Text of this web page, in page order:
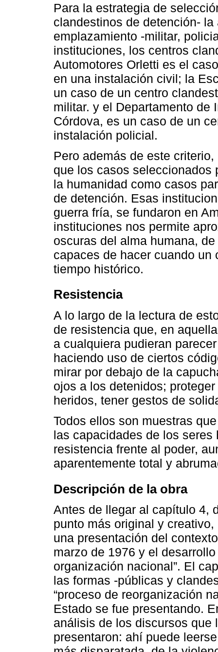
Para la estrategia de
clandestinos de detención-
emplazamiento -militar,
instituciones, los centros
Automotores Orletti es el
en una instalación civil; la
un caso de un centro
militar. y el Departamento de
Córdova, es un caso de un
instalación policial.
Pero además de este
que los casos seleccionados
la humanidad como casos
de detención. Esas
guerra fría, se fundaron en
instituciones nos permite
oscuras del alma humana,
capaces de hacer cuando
tiempo histórico.
Resistencia
A lo largo de la lectura de
de resistencia que, en
a cualquiera pudieran
haciendo uso de ciertos
mirar por debajo de la
ojos a los detenidos;
heridos, tener gestos de
Todos ellos son muestras
las capacidades de los
resistencia frente al poder,
aparentemente total y
Descripción de la obra
Antes de llegar al capítulo 4,
punto más original y
una presentación del
marzo de 1976 y el
organización nacional”. El
las formas -públicas y
“proceso de reorganización
Estado se fue presentando.
análisis de los discursos que
presentaron: ahí puede